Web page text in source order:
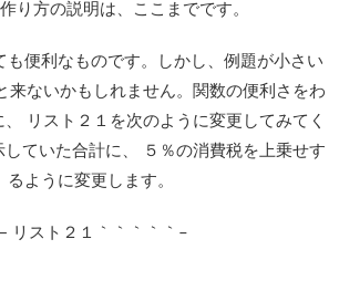
り方の説明は、ここまでです。
便利なものです。しかし、例題が小さい
来ないかもしれません。関数の便利さをわ
リスト２１を次のように変更してみてく
ていた合計に、 ５％の消費税を上乗せす
るように変更します。
リスト２１｀｀｀｀｀–